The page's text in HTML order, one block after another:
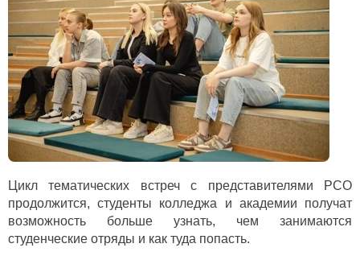
Цикл тематических встреч с представителями РСО
продолжится, студенты колледжа и академии получат
возможность больше узнать, чем занимаются
студенческие отряды и как туда попасть.